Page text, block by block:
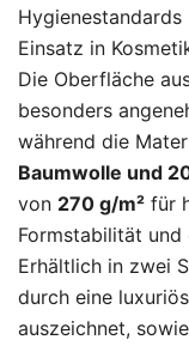
Einsatz in
Die Oberfläche
besonders
während die
Baumwolle und
von 270 g/m² für
Formstabilität und
Erhältlich in zwei
durch eine
auszeichnet, sowie